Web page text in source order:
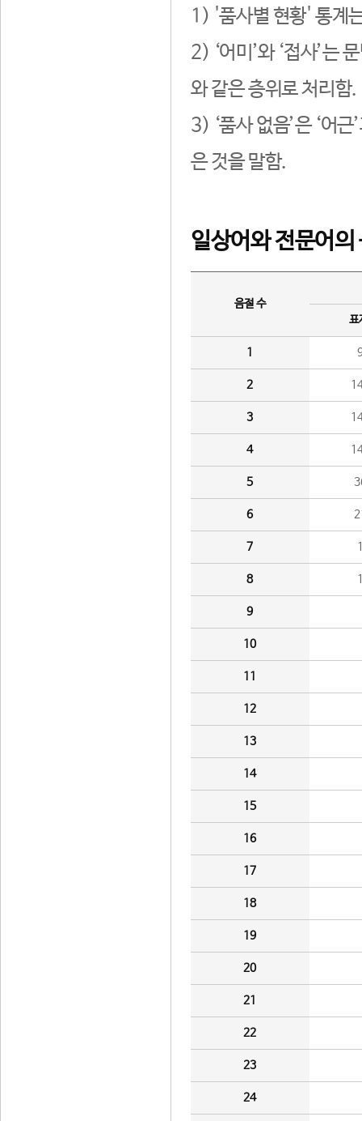
1) '품사별 현황' 통계
2) ‘어미’와 ‘접사’는
와 같은 층위로 처리함.
3) ‘품사 없음’은 ‘어
은 것을 말함.
일상어와 전문어의
음절 수
표
1
2
3
4
5
6
7
8
9
10
11
12
13
14
15
16
17
18
19
20
21
22
23
24